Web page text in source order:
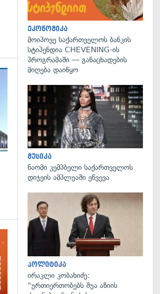
ეკონომიკა
მოიპოვე საქართველოს ბანკის
სტიპენდია CHEVENING-ის
პროგრამაში — განაცხადების
მიღება დაიწყო
მუსიკა
ნაომი კემპბელი საქართველოს
დიჯეის ამპლუაში ეწვევა
პოლიტიკა
ირაკლი კობახიძე:
"ურთიერთობებს შუა აზიის